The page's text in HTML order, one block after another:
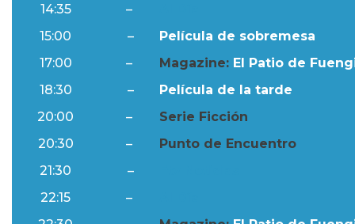
14:35
–
15:00
–
Película de sobremesa
17:00
– Magazine: El Patio de
18:30
–
Película de la tarde
20:00
–
Serie Ficción
20:30
–
Punto de Encuentro
21:30
–
22:15
–